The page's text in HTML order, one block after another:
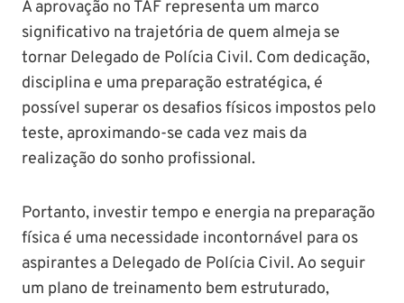
A aprovação no TAF representa um marco
significativo na trajetória de quem almeja se
tornar Delegado de Polícia Civil. Com dedicação,
disciplina e uma preparação estratégica, é
possível superar os desafios físicos impostos pelo
teste, aproximando-se cada vez mais da
realização do sonho profissional.
Portanto, investir tempo e energia na preparação
física é uma necessidade incontornável para os
aspirantes a Delegado de Polícia Civil. Ao seguir
um plano de treinamento bem estruturado,